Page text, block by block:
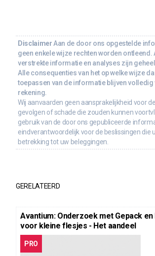
Disclaimer Aan de door ons opgestelde
geen enkele wijze rechten worden ontleend.
verstrekte informatie en analyses zijn
Alle consequenties van het op welke wijze
toepassen van de informatie blijven volledig
rekening.
Wij aanvaarden geen aansprakelijkheid voor
gevolgen of schade die zouden kunnen
gebruik van de door ons gepubliceerde
eindverantwoordelijk voor de beslissingen die
betrekking tot uw beleggingen.
GERELATEERD
Avantium: Onderzoek met Gepack en
voor kleine flesjes - Het aandeel
PRO